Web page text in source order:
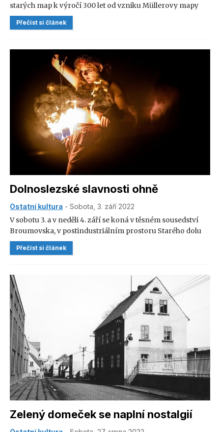
starých map k výročí 300 let od vzniku Müllerovy mapy
Českého království, která probíhá v Muzeu Broumovska v
benediktinském klášteře v Broumově. Výstavu v letošním
Jany Kasalové a Marka Thera, který přímo pro výstavu
vytvořil krátký film Welt des Bauern (Selský svět),
inspirovaný krajinou Broumovska. Nabízíme zde recenzi
filmu od kurátora výstavy Petra Bergmanna.
Přečíst si článek
Dolnoslezské slavnosti ohně
Ostatní kultura - Sobota, 3. září 2022
V sobotu 3. a v neděli 4. září se koná v těsném sousedství
Broumovska, v postindustriálním prostoru Starého dolu
ve Wałbrzychu, 6. ročník Dolnoslezského festivalu ohně.
Na programu je ohňová soutěž pro skupiny i sólisty a
festival je zdarma.
Přečíst si článek
Zelený domeček se naplní nostalgií